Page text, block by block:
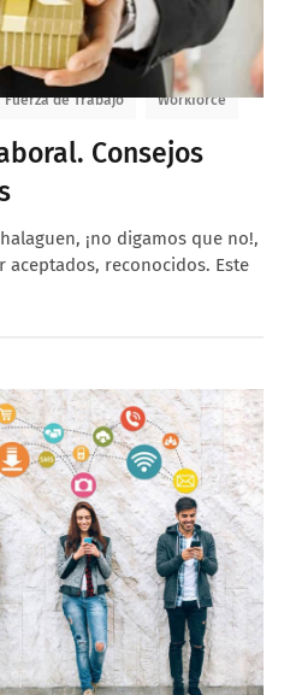
Fuerza de Trabajo Workforce
Consejos
¡no digamos que no!,
aceptados, reconocidos. Este